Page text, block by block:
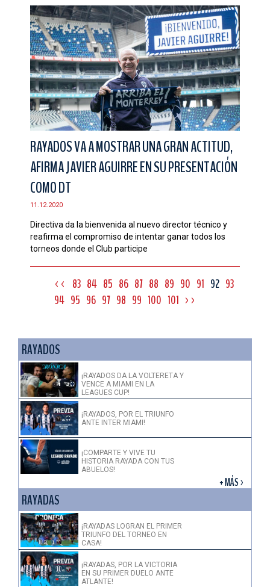
RAYADOS VA A MOSTRAR UNA GRAN ACTITUD,
AFIRMA JAVIER AGUIRRE EN SU PRESENTACIÓN
COMO DT
11.12.2020
Directiva da la bienvenida al nuevo director técnico y
reafirma el compromiso de intentar ganar todos los
torneos donde el Club participe
<< 83 84 85 86 87 88 89 90 91 92 93
94 95 96 97 98 99 100 101 >>
RAYADOS
¡RAYADOS DA LA VOLTERETA Y
VENCE A MIAMI EN LA
LEAGUES CUP!
¡RAYADOS, POR EL TRIUNFO
ANTE INTER MIAMI!
¡COMPARTE Y VIVE TU
HISTORIA RAYADA CON TUS
ABUELOS!
+ MÁS >
RAYADAS
¡RAYADAS LOGRAN EL PRIMER
TRIUNFO DEL TORNEO EN
CASA!
¡RAYADAS, POR LA VICTORIA
EN SU PRIMER DUELO ANTE
ATLANTE!